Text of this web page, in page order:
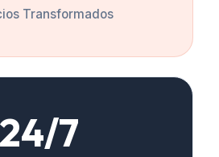
Transformados
24/7